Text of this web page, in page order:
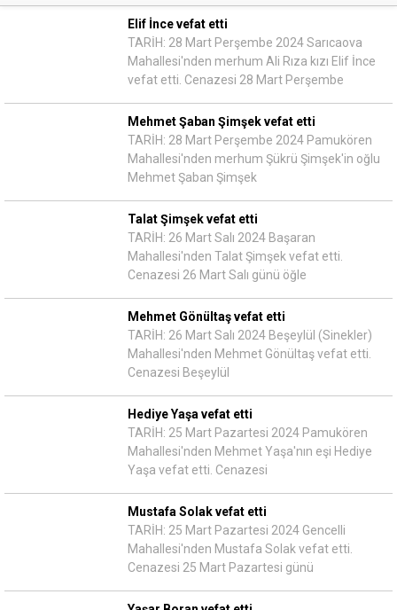
Elif İnce vefat etti
TARİH: 28 Mart Perşembe 2024 Sarıcaova
Mahallesi'nden merhum Ali Rıza kızı Elif İnce
vefat etti. Cenazesi 28 Mart Perşembe
Mehmet Şaban Şimşek vefat etti
TARİH: 28 Mart Perşembe 2024 Pamukören
Mahallesi'nden merhum Şükrü Şimşek'in oğlu
Mehmet Şaban Şimşek
Talat Şimşek vefat etti
TARİH: 26 Mart Salı 2024 Başaran
Mahallesi'nden Talat Şimşek vefat etti.
Cenazesi 26 Mart Salı günü öğle
Mehmet Gönültaş vefat etti
TARİH: 26 Mart Salı 2024 Beşeylül (Sinekler)
Mahallesi'nden Mehmet Gönültaş vefat etti.
Cenazesi Beşeylül
Hediye Yaşa vefat etti
TARİH: 25 Mart Pazartesi 2024 Pamukören
Mahallesi'nden Mehmet Yaşa'nın eşi Hediye
Yaşa vefat etti. Cenazesi
Mustafa Solak vefat etti
TARİH: 25 Mart Pazartesi 2024 Gencelli
Mahallesi'nden Mustafa Solak vefat etti.
Cenazesi 25 Mart Pazartesi günü